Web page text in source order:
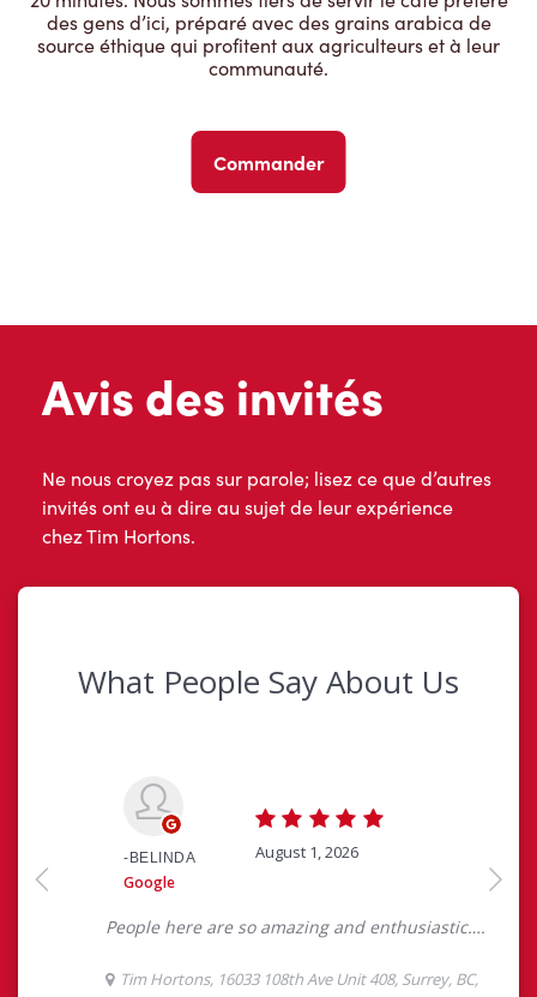
des gens d’ici, préparé avec des grains arabica de
source éthique qui profitent aux agriculteurs et à leur
communauté.
Commander
Avis des invités
Ne nous croyez pas sur parole; lisez ce que d’autres
invités ont eu à dire au sujet de leur expérience
chez Tim Hortons.